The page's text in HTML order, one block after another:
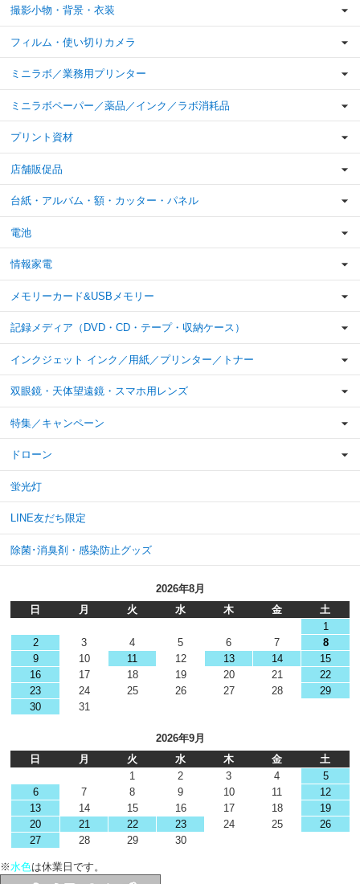
撮影小物・背景・衣装
フィルム・使い切りカメラ
ミニラボ／業務用プリンター
ミニラボペーパー／薬品／インク／ラボ消耗品
プリント資材
店舗販促品
台紙・アルバム・額・カッター・パネル
電池
情報家電
メモリーカード&USBメモリー
記録メディア（DVD・CD・テープ・収納ケース）
インクジェット インク／用紙／プリンター／トナー
双眼鏡・天体望遠鏡・スマホ用レンズ
特集／キャンペーン
ドローン
蛍光灯
LINE友だち限定
除菌･消臭剤・感染防止グッズ
2026年8月
日
月 火 水 木 金
土
1
2
3 4 5 6 7
8
9
10 11 12 13 14
15
16
17 18 19 20 21
22
23
24 25 26 27 28
29
30
31
2026年9月
日
月 火 水 木 金
土
1
2 3 4
5
6
7 8 9 10 11
12
13
14 15 16 17 18
19
20
21 22 23 24 25
26
27
28 29 30
※水色は休業日です。